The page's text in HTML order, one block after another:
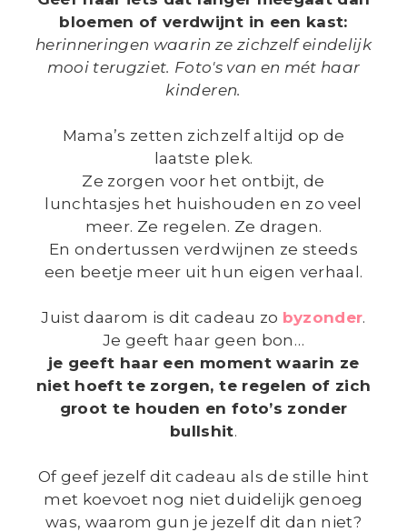
LANDGRAAF
bloemen of verdwijnt in een kast:
herinneringen waarin ze zichzelf eindelijk
mooi terugziet. Foto's van en mét haar
kinderen.
Mama’s zetten zichzelf altijd op de
laatste plek.
Ze zorgen voor het ontbijt, de
lunchtasjes het huishouden en zo veel
meer. Ze regelen. Ze dragen.
En ondertussen verdwijnen ze steeds
een beetje meer uit hun eigen verhaal.
Juist daarom is dit cadeau zo byzonder.
Je geeft haar geen bon…
je geeft haar een moment waarin ze
niet hoeft te zorgen, te regelen of zich
groot te houden en foto’s zonder
bullshit.
Of geef jezelf dit cadeau als de stille hint
met koevoet nog niet duidelijk genoeg
was, waarom gun je jezelf dit dan niet?